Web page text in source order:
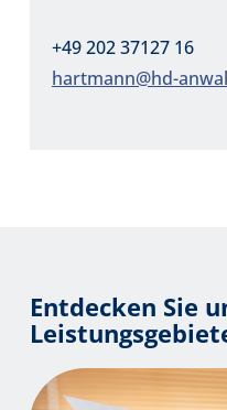
+49 202 37127 16
hartmann@hd-
Entdecken Sie